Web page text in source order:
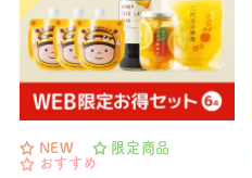
NEW
限定商品
おすすめ